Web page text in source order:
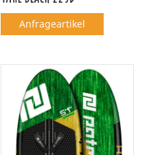
Anfrageartikel